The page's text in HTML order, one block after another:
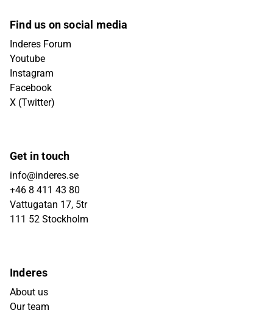
Find us on social media
Inderes Forum
Youtube
Instagram
Facebook
X (Twitter)
Get in touch
info@inderes.se
+46 8 411 43 80
Vattugatan 17, 5tr
111 52 Stockholm
Inderes
About us
Our team